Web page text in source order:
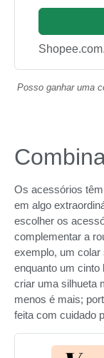
Posso ganhar uma
Os acessórios
em algo
escolher os
complementar a
exemplo, um colar
enquanto um cinto
criar uma silhueta
menos é mais;
feita com cuidado